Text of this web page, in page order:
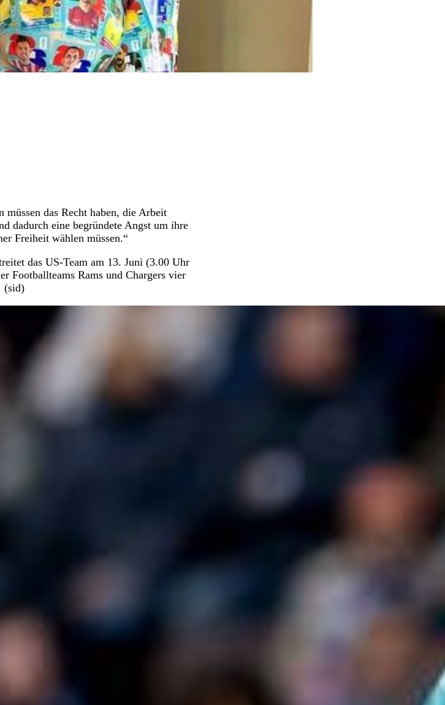
das Recht haben, die Arbeit
dadurch eine begründete Angst um ihre
Freiheit wählen müssen.“
das US-Team am 13. Juni (3.00 Uhr
Footballteams Rams und Chargers vier
(sid)